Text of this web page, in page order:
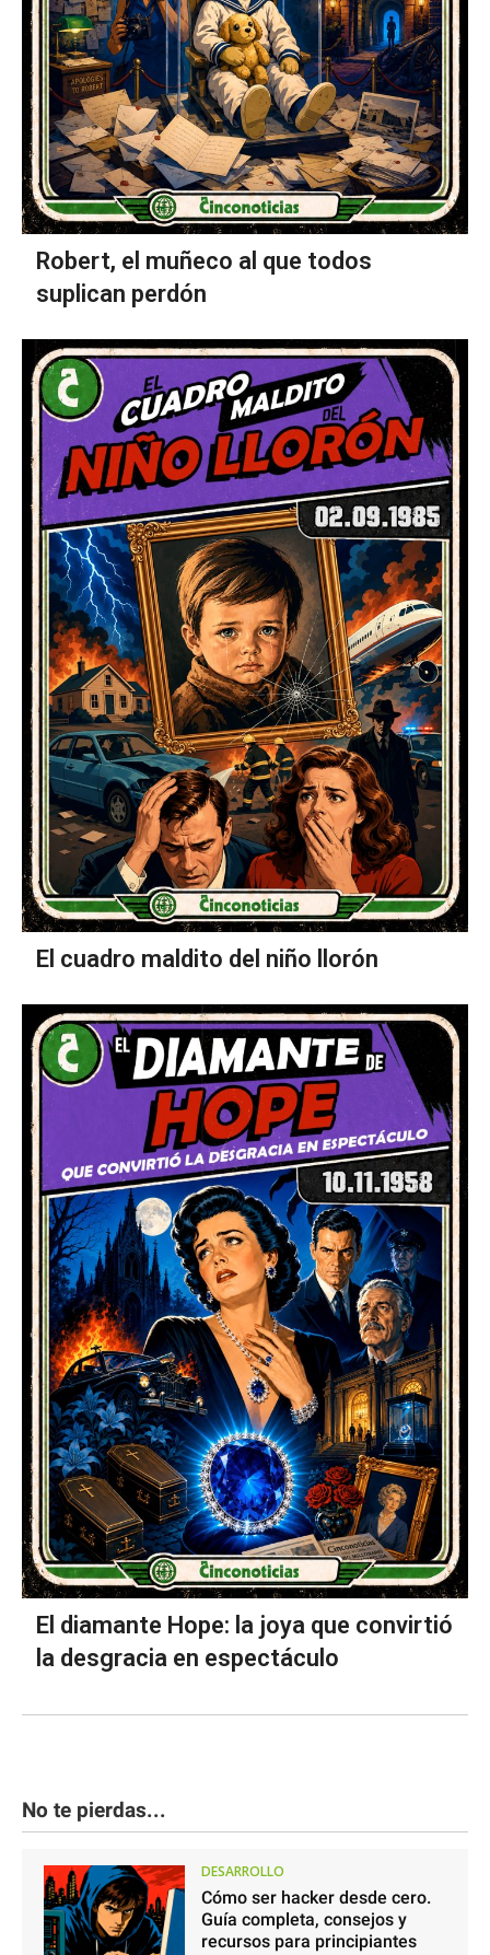
Robert, el muñeco al que todos
suplican perdón
El cuadro maldito del niño llorón
El diamante Hope: la joya que convirtió
la desgracia en espectáculo
No te pierdas...
DESARROLLO
Cómo ser hacker desde cero.
Guía completa, consejos y
recursos para principiantes